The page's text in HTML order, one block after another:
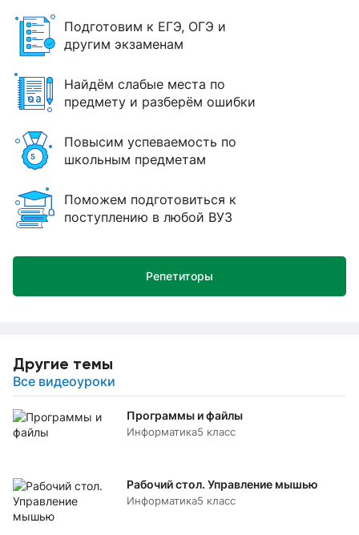
Другие темы
Все видеоуроки
Программы и файлы
Информатика5 класс
Рабочий стол. Управление мышью
Информатика5 класс
Подготовим к ЕГЭ, ОГЭ и
другим экзаменам
Найдём слабые места по
предмету и разберём ошибки
Повысим успеваемость по
школьным предметам
Поможем подготовиться к
поступлению в любой ВУЗ
Репетиторы